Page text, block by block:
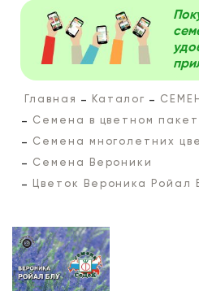
Главная Каталог
Семена в цветном
Семена многолетних
Семена Вероники
Цветок Вероника Ройал